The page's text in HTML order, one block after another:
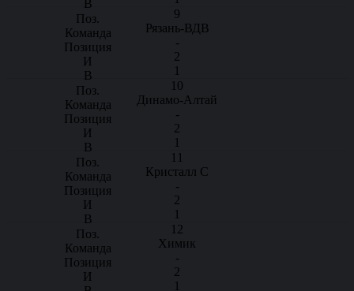
9
Рязань-ВДВ
-
2
1
10
Динамо-Алтай
-
2
1
11
Кристалл С
-
2
1
12
Химик
-
2
1